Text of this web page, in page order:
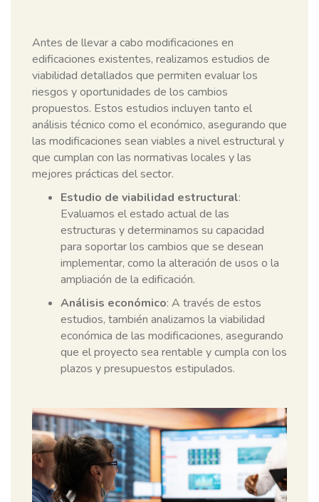
Antes de llevar a cabo modificaciones en
edificaciones existentes, realizamos estudios de
viabilidad detallados que permiten evaluar los
riesgos y oportunidades de los cambios
propuestos. Estos estudios incluyen tanto el
análisis técnico como el económico, asegurando que
las modificaciones sean viables a nivel estructural y
que cumplan con las normativas locales y las
mejores prácticas del sector.
Estudio de viabilidad estructural:
Evaluamos el estado actual de las
estructuras y determinamos su capacidad
para soportar los cambios que se desean
implementar, como la alteración de usos o la
ampliación de la edificación.
Análisis económico: A través de estos
estudios, también analizamos la viabilidad
económica de las modificaciones, asegurando
que el proyecto sea rentable y cumpla con los
plazos y presupuestos estipulados.